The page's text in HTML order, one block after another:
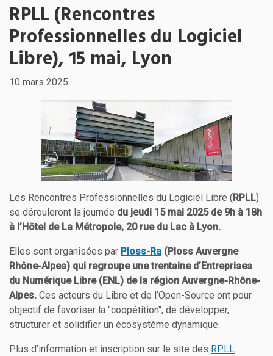
RPLL (Rencontres
Professionnelles du Logiciel
Libre), 15 mai, Lyon
10 mars 2025
Les Rencontres Professionnelles du Logiciel Libre ( RPLL)
se dérouleront la journée du jeudi 15 mai 2025 de 9h à 18h
à l’Hôtel de La Métropole, 20 rue du Lac à Lyon..
Elles sont organisées par Ploss-Ra (Ploss Auvergne
Rhône-Alpes) qui regroupe une trentaine d’Entreprises
du Numérique Libre (ENL) de la région Auvergne-Rhône-
Alpes. Ces acteurs du Libre et de l’Open-Source ont pour
objectif de favoriser la "coopétition", de développer,
structurer et solidifier un écosystème dynamique.
Plus d'information et inscription sur le site des RPLL.